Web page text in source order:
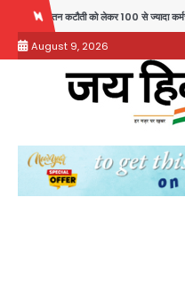
content
से ज्यादा कर्मचारियों का विरोध प्रदर्शन
August 9, 2026